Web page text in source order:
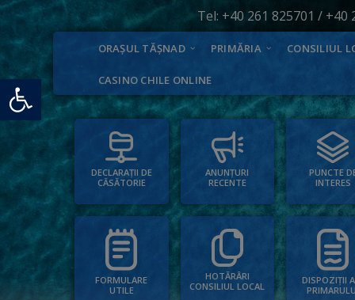
Deschide bara de unelte
Tel: +40 261 825701 / +40
ORAȘUL TĂȘNAD PRIMĂRIA CONSILIUL
CASINO CHILE ONLINE
DECLARAȚII DE
CĂSĂTORIE
ANUNȚURI
RECENTE
PUNCTE
INTERES
FORMULARE
UTILE
HOTĂRÂRI
CONSILIUL LOCAL
DISPOZIȚII